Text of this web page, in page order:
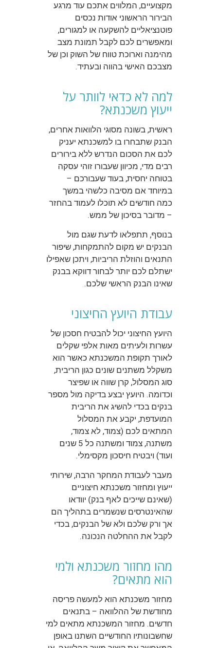
מקצועיים, המלווים אתכם עוד מרגע
הבירור הראשוני אודות נכסים
פוטנציאליים להשקעה או למגורים,
ומאפשרים לכם לקבל תמונת מצב
מהימנה וארוכת טווח של השוק וכן של
מצבכם האישי בהווה ובעתיד.
למה לא כדאי לוותר על
ייעוץ משכנתא?
ראשית, בשונה מסוגי הלוואות אחרים,
הבנק שתבחרו בו למשכנתא יעניק
לכם את הסכום הנדרש ללא בירורים
רבים מדי, מכיוון שעבורו זוהי עסקה
בטוחה יחסית, בעוד שעבורכם –
במיוחד אם מסיבה כלשהי במשך
כמה חודשים לא תוכלו לעמוד בהחזר
– מדובר בסיכון של ממש.
בנוסף, תתפלאו לדעת שגם מול
הבנקים יש מקום להתמקחות, שיפור
התנאים והוזלת הריביות, ויתכן שאפילו
ישתלם לכם יותר לבחור דווקא בבנק
שאינו הבנק הראשי שלכם.
עבודת היועץ החיצוני
היועץ החיצוני יכול להבטיח חסכון של
עשרות ולעיתים מאות אלפי שקלים
לאורך תקופת המשכנתא כאשר הוא
משקלל משתנים שונים כגון הריבית,
סוג המסלול, קרן שווה או שפיצר
וכדומה. היועץ יבצע בדיקה מול מספר
בנקים בכדי להשיג את הריבית
המועדפת, יקבע את המסלול
המתאים לכם (צמוד, לא צמוד,
משתנה, צמוד ומשתנה כל 5 שנים
ועוד) ויבטיח חיסכון מקסימלי.
מעבר לעבודת המחקר הרבה, שירותי
ייעוץ ומחזור משכנתא חיצוניים
(שאינם שייכים לאף בנק) יוודאו
שהאינטרסים שנשמרים בתהליך הם
אך ורק שלכם ולא של הבנקים, בכדי
לקבל את ההחלטה הנכונה.
מהו מחזור משכנתא ולמי
הוא מתאים?
מחזור משכנתא הוא למעשה פריסה
מחודשת של ההלוואה – בתנאים
חדשים. מחזור המשכנתא מתאים למי
שחשבונותיו החודשיים השתנו באופן